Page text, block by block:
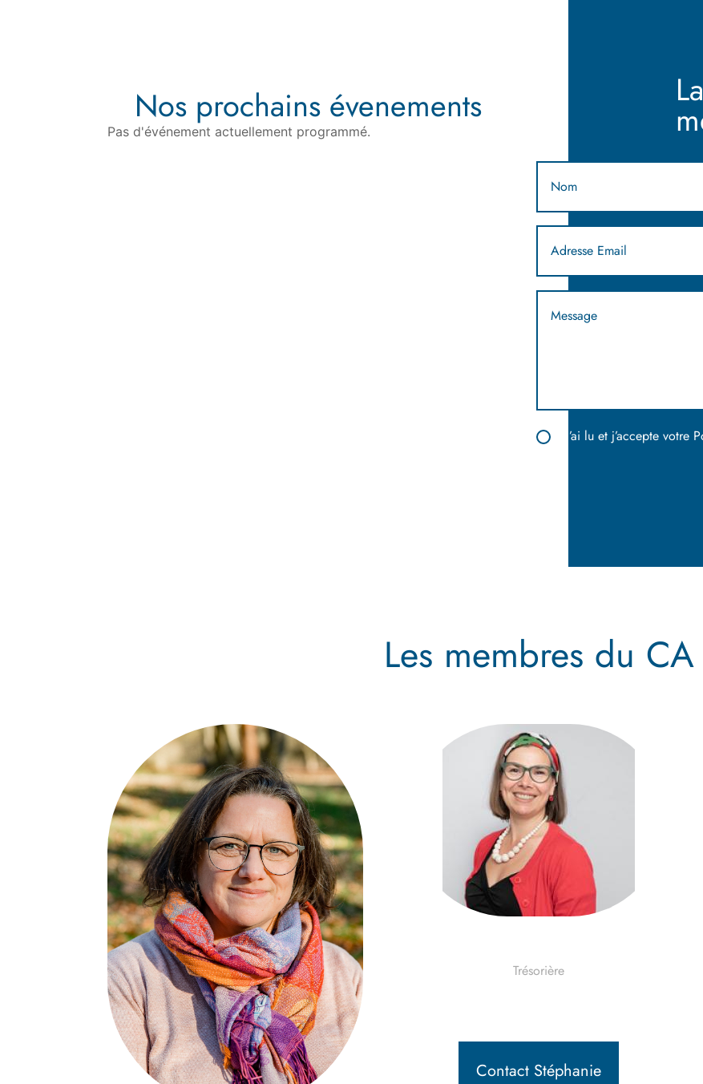
Nos prochains évenements
Pas d'événement actuellement programmé.
« J’ai lu et j’accepte
Les membres du CA
Trésorière
Contact Stéphanie